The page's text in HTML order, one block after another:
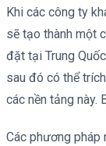
Khi các công ty
sẽ tạo thành một
đặt tại Trung
sau đó có thể
các nền tảng này.
Các phương pháp